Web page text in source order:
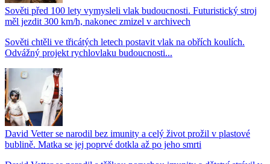
Sověti před 100 lety vymysleli vlak budoucnosti. Futuristický stroj
měl jezdit 300 km/h, nakonec zmizel v archivech
Sověti chtěli ve třicátých letech postavit vlak na obřích koulích.
Odvážný projekt rychlovlaku budoucnosti...
David Vetter se narodil bez imunity a celý život prožil v plastové
bublině. Matka se jej poprvé dotkla až po jeho smrti